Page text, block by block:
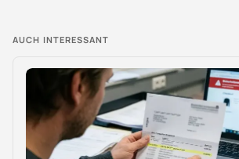
AUCH INTERESSANT